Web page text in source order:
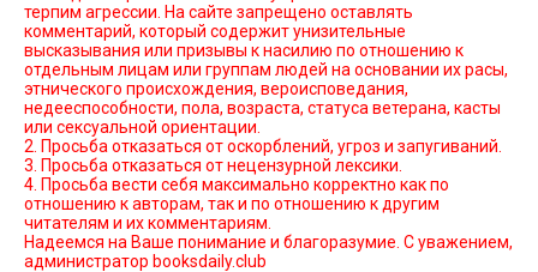
терпим агрессии. На сайте запрещено оставлять
комментарий, который содержит унизительные
высказывания или призывы к насилию по отношению к
отдельным лицам или группам людей на основании их расы,
этнического происхождения, вероисповедания,
недееспособности, пола, возраста, статуса ветерана, касты
или сексуальной ориентации.
2. Просьба отказаться от оскорблений, угроз и запугиваний.
3. Просьба отказаться от нецензурной лексики.
4. Просьба вести себя максимально корректно как по
отношению к авторам, так и по отношению к другим
читателям и их комментариям.
Надеемся на Ваше понимание и благоразумие. С уважением,
администратор booksdaily.club